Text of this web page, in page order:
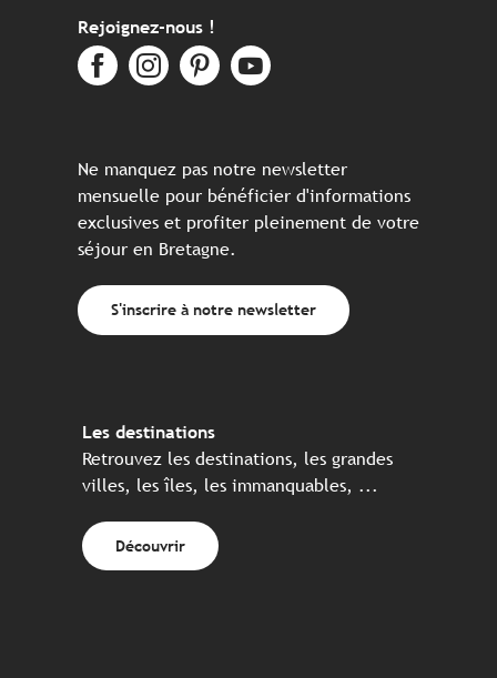
Rejoignez-nous !
Ne manquez pas notre newsletter
mensuelle pour bénéficier d'informations
exclusives et profiter pleinement de votre
séjour en Bretagne.
S'inscrire à notre newsletter
Les destinations
Retrouvez les destinations, les grandes
villes, les îles, les immanquables, ...
Découvrir